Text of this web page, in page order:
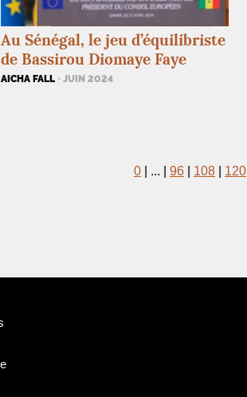
Au Sénégal, le jeu d’équilibriste
de Bassirou Diomaye Faye
AICHA FALL · JUIN 2024
0 ... 96 108 120